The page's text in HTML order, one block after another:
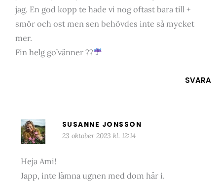
jag. En god kopp te hade vi nog oftast bara till +
smör och ost men sen behövdes inte så mycket
mer.
Fin helg go’vänner ??
SVARA
SUSANNE JONSSON
23 oktober 2023 kl. 12:14
Heja Ami!
Japp, inte lämna ugnen med dom här i.